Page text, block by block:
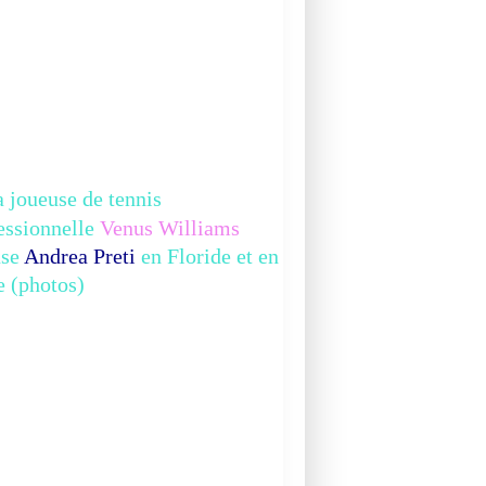
joueuse de tennis
Venus Williams
Andrea Preti en Floride et en
(photos)